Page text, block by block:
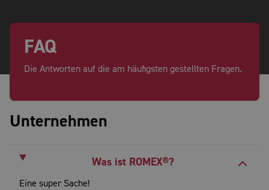
FAQ
Die Antworten auf die am häufigsten gestellten Fragen.
Unternehmen
Was ist ROMEX®?
Eine super Sache!